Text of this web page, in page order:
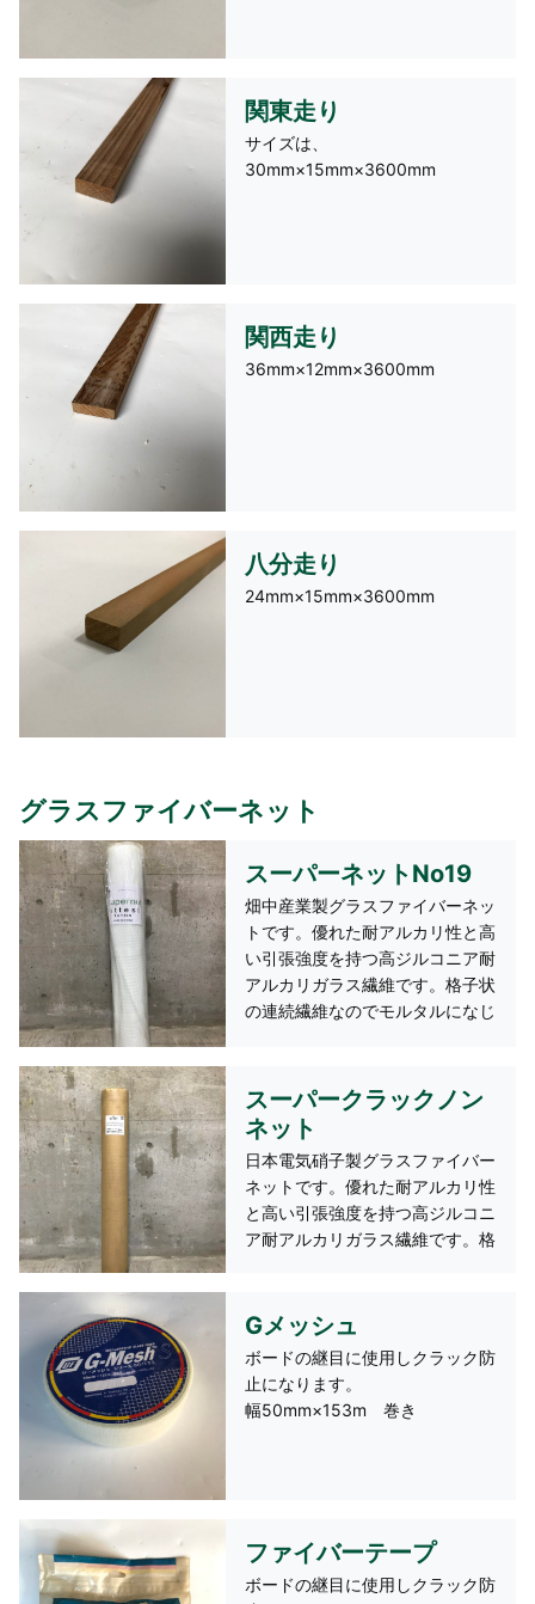
関東走り
サイズは、
30mm×15mm×3600mm
関西走り
36mm×12mm×3600mm
八分走り
24mm×15mm×3600mm
グラスファイバーネット
スーパーネットNo19
畑中産業製グラスファイバーネッ
トです。優れた耐アルカリ性と高
い引張強度を持つ高ジルコニア耐
アルカリガラス繊維です。格子状
の連続繊維なのでモルタルになじ
網目 ５ｍｍ×５ｍｍ １ロー
ル：１ｍ×５０ｍ
スーパークラックノン
ネット
日本電気硝子製グラスファイバー
ネットです。優れた耐アルカリ性
と高い引張強度を持つ高ジルコニ
ア耐アルカリガラス繊維です。格
モルタル壁用です。
網目 ５ｍｍ×５ｍｍ １ロー
ル：１ｍ×５０ｍ
Gメッシュ
ボードの継目に使用しクラック防
止になります。
幅50mm×153m 巻き
ファイバーテープ
ボードの継目に使用しクラック防